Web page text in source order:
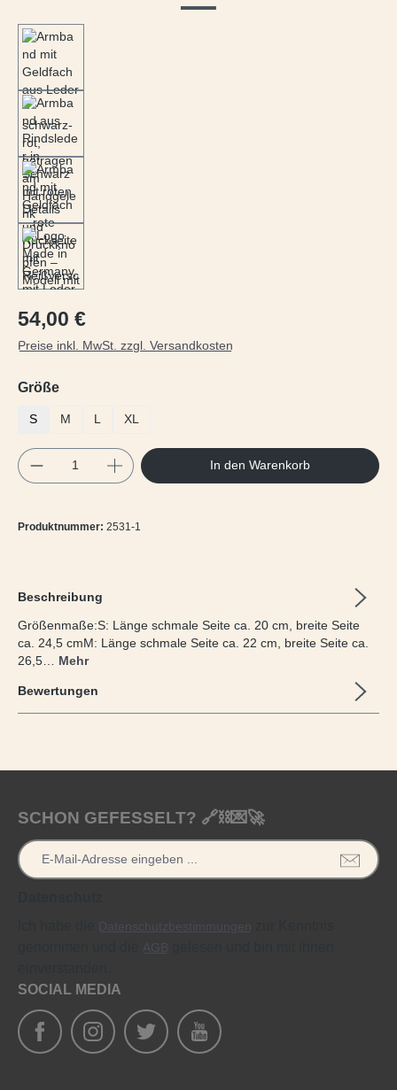
Regulärer Preis:
54,00 €
Preise inkl. MwSt. zzgl. Versandkosten
Größeauswählen
S M L XL
Produkt Anzahl: Gib den gewünschten
In den Warenkorb
Produktnummer: 2531-1
Beschreibung
Größenmaße:S: Länge schmale Seite ca. 20 cm, breite Seite
ca. 24,5 cmM: Länge schmale Seite ca. 22 cm, breite Seite ca.
26,5… Mehr
Bewertungen
SCHON GEFESSELT? 🔗⛓️💌🚀
Datenschutzbestimmungen
AGB
SOCIAL MEDIA